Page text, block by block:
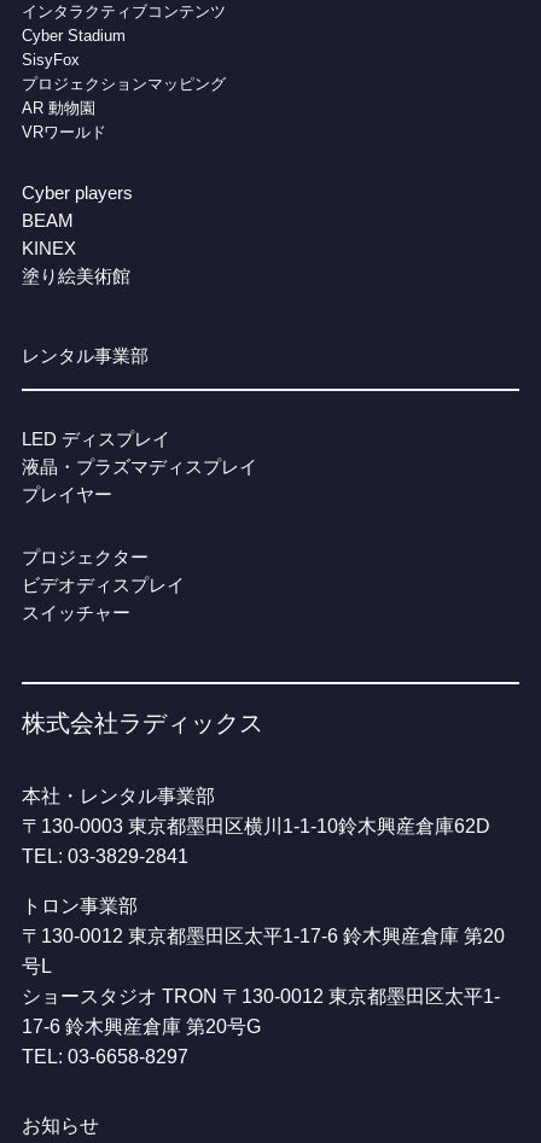
インタラクティブコンテンツ
Cyber Stadium
SisyFox
プロジェクションマッピング
AR 動物園
VRワールド
Cyber players
BEAM
KINEX
塗り絵美術館
レンタル事業部
LED ディスプレイ
液晶・プラズマディスプレイ
プレイヤー
プロジェクター
ビデオディスプレイ
スイッチャー
株式会社ラディックス
本社・レンタル事業部
〒130-0003 東京都墨田区横川1-1-10鈴木興産倉庫62D
TEL: 03-3829-2841
トロン事業部
〒130-0012 東京都墨田区太平1-17-6 鈴木興産倉庫 第20
号L
ショースタジオ TRON 〒130-0012 東京都墨田区太平1-
17-6 鈴木興産倉庫 第20号G
TEL: 03-6658-8297
お知らせ